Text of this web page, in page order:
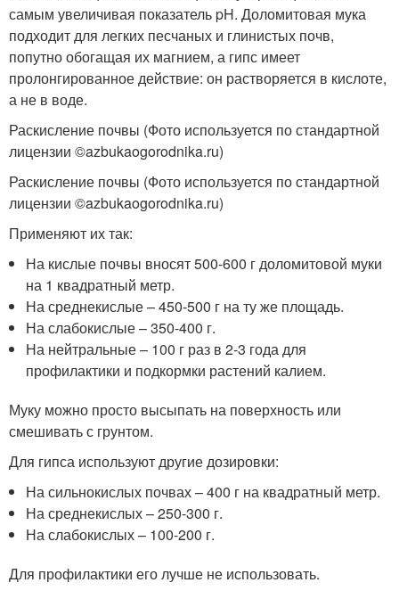
самым увеличивая показатель pH. Доломитовая мука
подходит для легких песчаных и глинистых почв,
попутно обогащая их магнием, а гипс имеет
пролонгированное действие: он растворяется в кислоте,
а не в воде.
Раскисление почвы (Фото используется по стандартной
лицензии ©azbukaogorodnika.ru)
Раскисление почвы (Фото используется по стандартной
лицензии ©azbukaogorodnika.ru)
Применяют их так:
На кислые почвы вносят 500-600 г доломитовой муки
на 1 квадратный метр.
На среднекислые – 450-500 г на ту же площадь.
На слабокислые – 350-400 г.
На нейтральные – 100 г раз в 2-3 года для
профилактики и подкормки растений калием.
Муку можно просто высыпать на поверхность или
смешивать с грунтом.
Для гипса используют другие дозировки:
На сильнокислых почвах – 400 г на квадратный метр.
На среднекислых – 250-300 г.
На слабокислых – 100-200 г.
Для профилактики его лучше не использовать.